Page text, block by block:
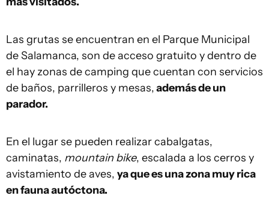
Las grutas se encuentran en el Parque Municipal
de Salamanca, son de acceso gratuito y dentro de
el hay zonas de camping que cuentan con servicios
de baños, parrilleros y mesas,además de un
parador.
En el lugar se pueden realizar cabalgatas,
caminatas, mountain bike, escalada a los cerros y
avistamiento de aves, ya que es una zona muy rica
en fauna autóctona.